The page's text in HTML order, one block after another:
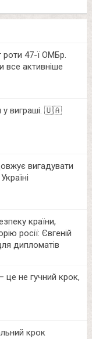
роти 47-ї ОМБр.
все активніше
у виграші. 🇺🇦
вигадувати
країни,
росії: Євгеній
дипломатів
це не гучний крок,
крок